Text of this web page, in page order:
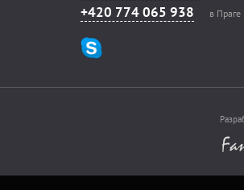
+420 774 065 938 в Праге